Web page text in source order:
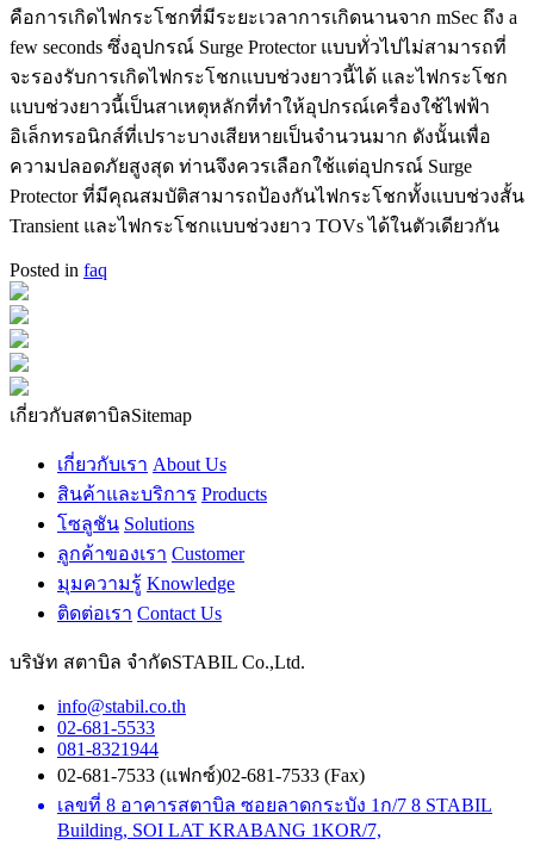
คือการเกิดไฟกระโชกที่มีระยะเวลาการเกิดนานจาก mSec ถึง a
few seconds ซึ่งอุปกรณ์ Surge Protector แบบทั่วไปไม่สามารถที่
จะรองรับการเกิดไฟกระโชกแบบช่วงยาวนี้ได้ และไฟกระโชก
แบบช่วงยาวนี้เป็นสาเหตุหลักที่ทำให้อุปกรณ์เครื่องใช้ไฟฟ้า
อิเล็กทรอนิกส์ที่เปราะบางเสียหายเป็นจำนวนมาก ดังนั้นเพื่อ
ความปลอดภัยสูงสุด ท่านจึงควรเลือกใช้แต่อุปกรณ์ Surge
Protector ที่มีคุณสมบัติสามารถป้องกันไฟกระโชกทั้งแบบช่วงสั้น
Transient และไฟกระโชกแบบช่วงยาว TOVs ได้ในตัวเดียวกัน
Posted in faq
เกี่ยวกับสตาบิลSitemap
เกี่ยวกับเรา About Us
สินค้าและบริการ Products
โซลูชัน Solutions
ลูกค้าของเรา Customer
มุมความรู้ Knowledge
ติดต่อเรา Contact Us
บริษัท สตาบิล จำกัดSTABIL Co.,Ltd.
info@stabil.co.th
02-681-5533
081-8321944
02-681-7533 (แฟกซ์)02-681-7533 (Fax)
เลขที่ 8 อาคารสตาบิล ซอยลาดกระบัง 1ก/7 8 STABIL
Building, SOI LAT KRABANG 1KOR/7,